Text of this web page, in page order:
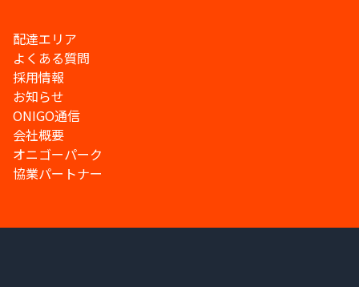
配達エリア
よくある質問
採用情報
お知らせ
ONIGO通信
会社概要
オニゴーパーク
協業パートナー